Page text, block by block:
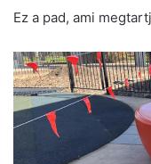
Ez a pad, ami